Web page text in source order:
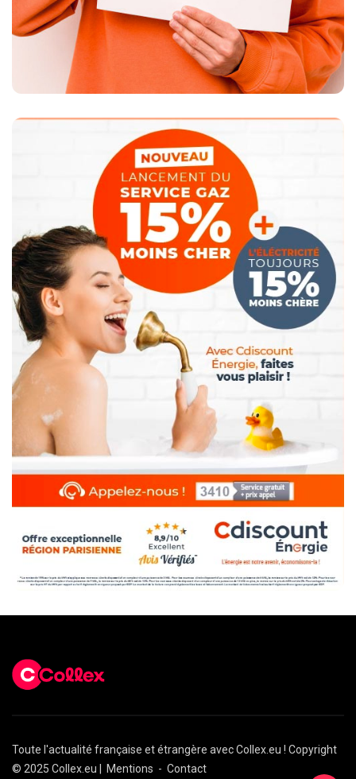
Toute l'actualité française et étrangère avec Collex.eu ! Copyright
© 2025 Collex.eu |
Mentions - Contact